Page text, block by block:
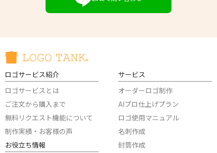
ロゴサービス紹介
ロゴサービスとは
ご注文から購入まで
無料リクエスト機能について
制作実績・お客様の声
お役立ち情報
サービス
オーダーロゴ制作
AIプロ仕上げプラン
ロゴ使用マニュアル
名刺作成
封筒作成